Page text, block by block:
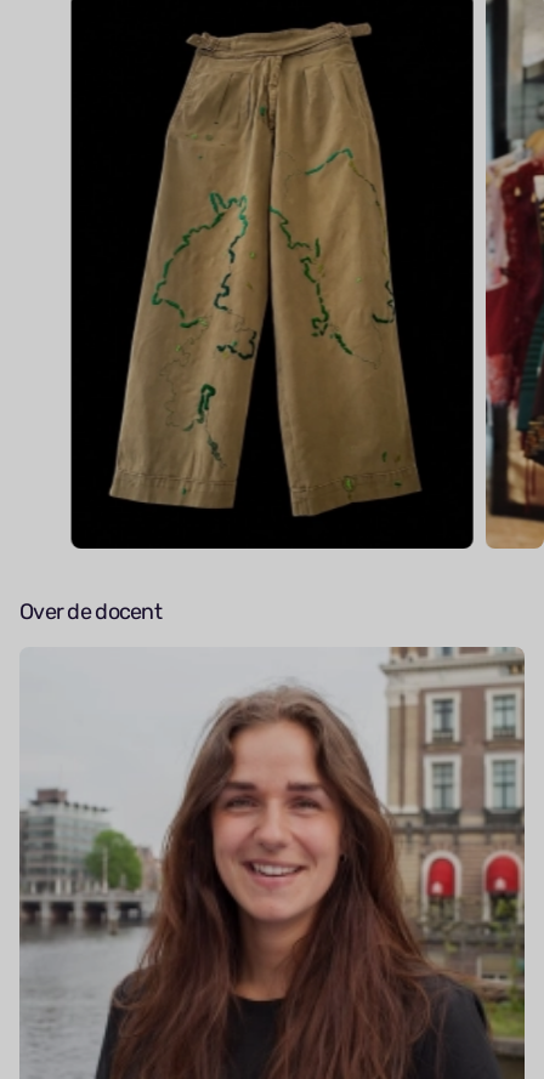
Over de docent